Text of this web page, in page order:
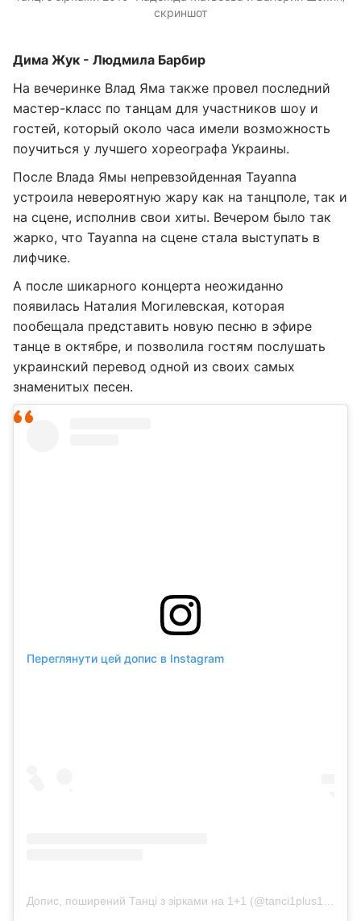
скриншот
Дима Жук - Людмила Барбир
На вечеринке Влад Яма также провел последний
мастер-класс по танцам для участников шоу и
гостей, который около часа имели возможность
поучиться у лучшего хореографа Украины.
После Влада Ямы непревзойденная Tayanna
устроила невероятную жару как на танцполе, так и
на сцене, исполнив свои хиты. Вечером было так
жарко, что Tayanna на сцене стала выступать в
лифчике.
А после шикарного концерта неожиданно
появилась Наталия Могилевская, которая
пообещала представить новую песню в эфире
танце в октябре, и позволила гостям послушать
украинский перевод одной из своих самых
знаменитых песен.
Переглянути цей допис в Instagram